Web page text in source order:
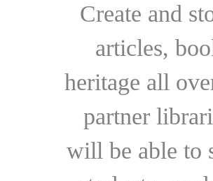
Create and
articles,
heritage all
partner
will be able to